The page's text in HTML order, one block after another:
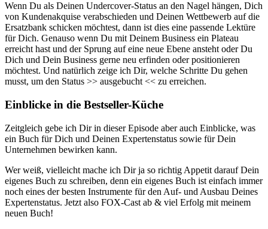
Wenn Du als Deinen Undercover-Status an den Nagel hängen, Dich
von Kundenakquise verabschieden und Deinen Wettbewerb auf die
Ersatzbank schicken möchtest, dann ist dies eine passende Lektüre
für Dich. Genauso wenn Du mit Deinem Business ein Plateau
erreicht hast und der Sprung auf eine neue Ebene ansteht oder Du
Dich und Dein Business gerne neu erfinden oder positionieren
möchtest. Und natürlich zeige ich Dir, welche Schritte Du gehen
musst, um den Status >> ausgebucht << zu erreichen.
Einblicke in die Bestseller-Küche
Zeitgleich gebe ich Dir in dieser Episode aber auch Einblicke, was
ein Buch für Dich und Deinen Expertenstatus sowie für Dein
Unternehmen bewirken kann.
Wer weiß, vielleicht mache ich Dir ja so richtig Appetit darauf Dein
eigenes Buch zu schreiben, denn ein eigenes Buch ist einfach immer
noch eines der besten Instrumente für den Auf- und Ausbau Deines
Expertenstatus. Jetzt also FOX-Cast ab & viel Erfolg mit meinem
neuen Buch!